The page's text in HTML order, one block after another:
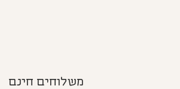
משלוחים חינם